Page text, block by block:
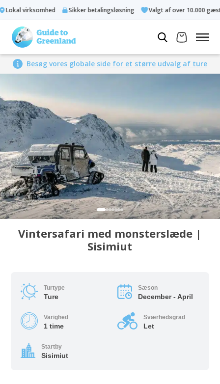
virksomhed Sikker betalingsløsning Valgt af over 10.000 gæster
Besøg vores globale side for et større udvalg af ture
Vintersafari med monsterslæde |
Sisimiut
Turtype
Ture
Sæson
December - April
Varighed
1 time
Sværhedsgrad
Let
Startby
Sisimiut